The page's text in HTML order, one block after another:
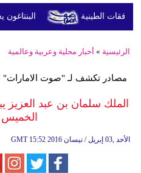
البنتاغون
الرئيسية » أخبار محلية وعربية وعالمية
مصادر تكشف لـ "صوت الامارات" عن توقيع 24
الملك سلمان بن عبد العزيز
الخميس
GMT 15:52 2016 الأحد ,03 إبريل / نيسان